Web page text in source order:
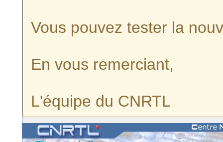
Vous pouvez tester la
En vous remerciant,
L'équipe du CNRTL